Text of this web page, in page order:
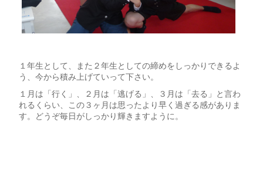
１年生として、また２年生としての締めをしっかりできるよ
う、今から積み上げていって下さい。
１月は「行く」、２月は「逃げる」、３月は「去る」と言わ
れるくらい、この３ヶ月は思ったより早く過ぎる感がありま
す。どうぞ毎日がしっかり輝きますように。